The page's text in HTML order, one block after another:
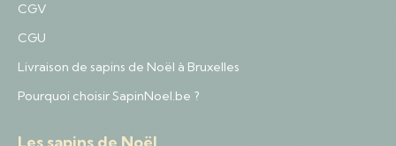
CGV
CGU
Livraison de sapins de Noël à Bruxelles
Pourquoi choisir SapinNoel.be ?